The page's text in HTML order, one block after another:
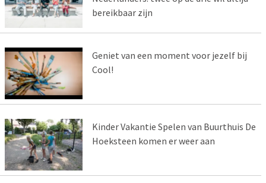
bereikbaar zijn
Geniet van een moment voor jezelf bij
Cool!
Kinder Vakantie Spelen van Buurthuis De
Hoeksteen komen er weer aan